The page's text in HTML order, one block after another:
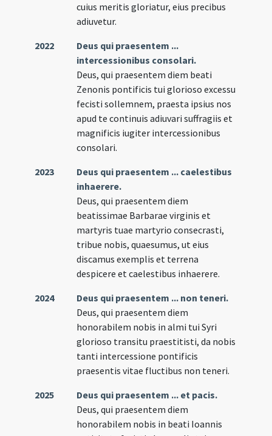
cuius meritis gloriatur, eius precibus
adiuvetur.
2022
Deus qui praesentem ...
intercessionibus consolari.
Deus, qui praesentem diem beati
Zenonis pontificis tui glorioso excessu
fecisti sollemnem, praesta ipsius nos
apud te continuis adiuvari suffragiis et
magnificis iugiter intercessionibus
consolari.
2023
Deus qui praesentem ... caelestibus
inhaerere.
Deus, qui praesentem diem
beatissimae Barbarae virginis et
martyris tuae martyrio consecrasti,
tribue nobis, quaesumus, ut eius
discamus exemplis et terrena
despicere et caelestibus inhaerere.
2024
Deus qui praesentem ... non teneri.
Deus, qui praesentem diem
honorabilem nobis in almi tui Syri
glorioso transitu praestitisti, da nobis
tanti intercessione pontificis
praesentis vitae fluctibus non teneri.
2025
Deus qui praesentem ... et pacis.
Deus, qui praesentem diem
honorabilem nobis in beati Ioannis